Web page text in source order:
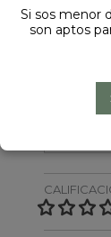
NOMBRE
Si sos menor
son aptos